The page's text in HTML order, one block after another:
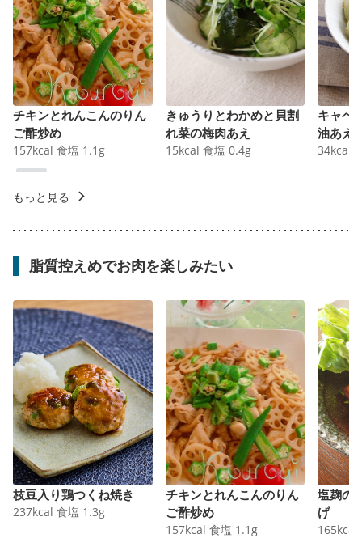
チキンとれんこんのりん
ご酢炒め
157kcal 食塩 1.1 g
きゅうりとわかめと貝割
れ菜の梅肉あえ
15kcal 食塩 0.4g
キャベ
油あえ
34kcal
もっと見る
脂質控えめでお肉を楽しみたい
枝豆入り鶏つくね焼き
237kcal 食塩 1.3g
チキンとれんこんのりん
ご酢炒め
157kcal 食塩 1.1 g
塩麹の
げ
165kcal